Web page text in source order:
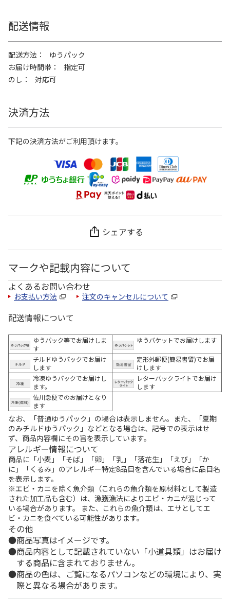
配送情報
配送方法
ゆうパック
お届け時間帯
指定可
のし
対応可
決済方法
下記の決済方法がご利用頂けます。
シェアする
マークや記載内容について
よくあるお問い合わせ
お支払い方法 注文のキャンセルについて
配送情報について
ゆうパック等でお届けしま
す
ゆうパケットでお届けします
チルドゆうパックでお届け
します
定形外郵便(簡易書留)でお届
けします
冷凍ゆうパックでお届けし
ます。
レターパックライトでお届け
します
佐川急便でのお届けとなり
ます
なお、「普通ゆうパック」の場合は表示しません。また、「夏期
のみチルドゆうパック」などとなる場合は、記号での表示はせ
ず、商品内容欄にその旨を表示しています。
アレルギー情報について
商品に「小麦」「そば」「卵」「乳」「落花生」「えび」「か
に」「くるみ」のアレルギー特定8品目を含んでいる場合に品目名
を表示します。
※エビ・カニを除く魚介類（これらの魚介類を原材料として製造
された加工品も含む）は、漁獲漁法によりエビ・カニが混じって
いる場合があります。 また、これらの魚介類は、エサとしてエ
ビ・カニを食べている可能性があります。
その他
商品写真はイメージです。
商品内容として記載されていない「小道具類」はお届け
する商品に含まれておりません。
商品の色は、ご覧になるパソコンなどの環境により、実
際と異なる場合があります。